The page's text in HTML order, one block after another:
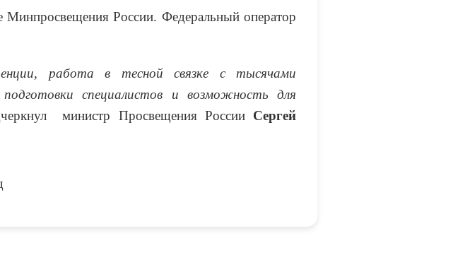
России. Федеральный оператор
работа в тесной связке с тысячами
специалистов и возможность для
министр Просвещения России Сергей